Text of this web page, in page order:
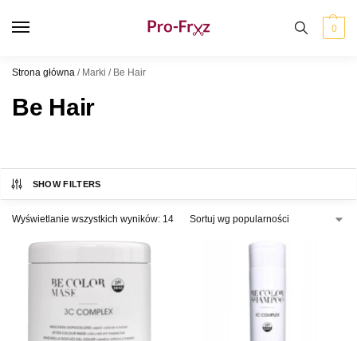
0
Strona główna / Marki / Be Hair
Be Hair
SHOW FILTERS
Wyświetlanie wszystkich wyników: 14